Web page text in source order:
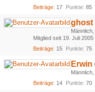
Beiträge 17 Punkte 85
ghost
Männlich
Mitglied seit 19. Juli 2005
Beiträge 15 Punkte 75
Erwin
Männlich
Beiträge 14 Punkte 70